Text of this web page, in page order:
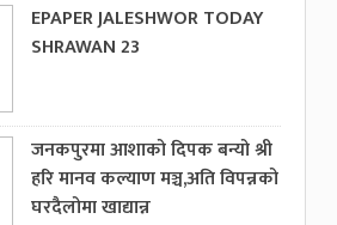
EPAPER JALESHWOR TODAY
SHRAWAN 23
जनकपुरमा आशाको दिपक बन्यो श्री
हरि मानव कल्याण मञ्च,अति विपन्नको
घरदैलोमा खाद्यान्न